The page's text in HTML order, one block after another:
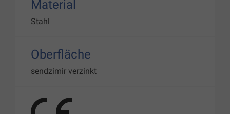
Material
Stahl
Oberfläche
sendzimir verzinkt